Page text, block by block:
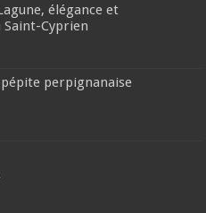
élégance et
Saint-Cyprien
perpignanaise